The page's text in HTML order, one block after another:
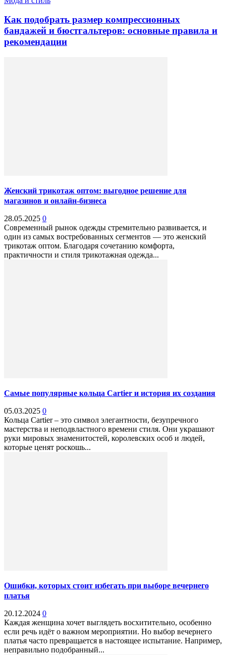
Как подобрать размер компрессионных
бандажей и бюстгальтеров: основные правила и
рекомендации
Женский трикотаж оптом: выгодное решение для
магазинов и онлайн-бизнеса
28.05.2025 0
Современный рынок одежды стремительно развивается, и
один из самых востребованных сегментов — это женский
трикотаж оптом. Благодаря сочетанию комфорта,
практичности и стиля трикотажная одежда...
Самые популярные кольца Cartier и история их создания
05.03.2025 0
Кольца Cartier – это символ элегантности, безупречного
мастерства и неподвластного времени стиля. Они украшают
руки мировых знаменитостей, королевских особ и людей,
которые ценят роскошь...
Ошибки, которых стоит избегать при выборе вечернего
платья
20.12.2024 0
Каждая женщина хочет выглядеть восхитительно, особенно
если речь идёт о важном мероприятии. Но выбор вечернего
платья часто превращается в настоящее испытание. Например,
неправильно подобранный...